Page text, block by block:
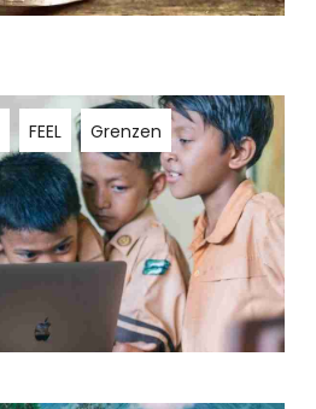
FEEL Grenzen